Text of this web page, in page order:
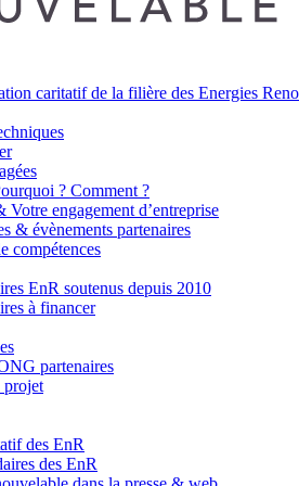
caritatif de la filière des Energies
? Comment ?
engagement d’entreprise
& évènements partenaires
compétences
EnR soutenus depuis 2010
à financer
partenaires
projet
des EnR
des EnR